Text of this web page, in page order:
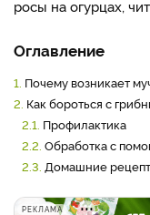
росы на огурцах,
Оглавление
1. Почему возникает
2. Как бороться с
2.1. Профилактика
2.2. Обработка с
2.3. Домашние
РЕКЛАМА